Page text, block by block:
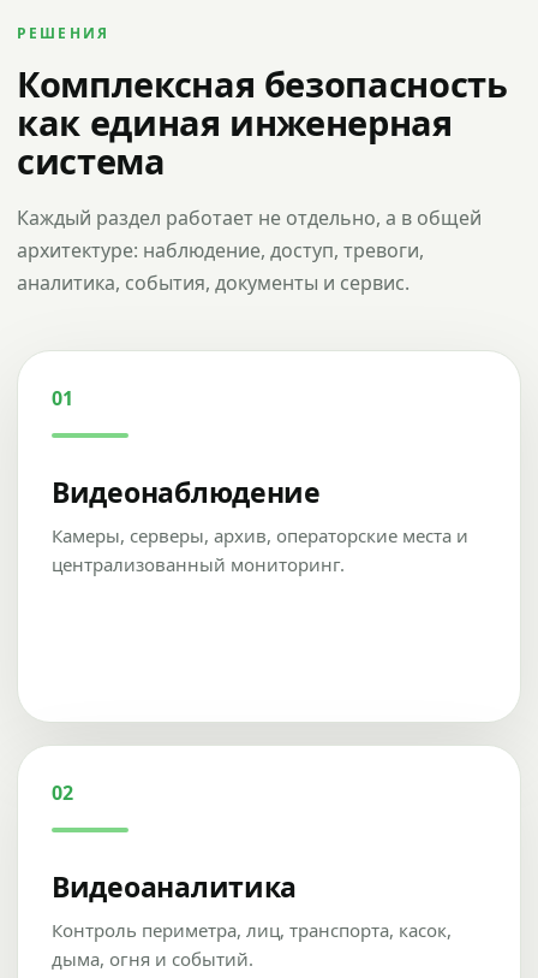
РЕШЕНИЯ
Комплексная безопасность
как единая инженерная
система
Каждый раздел работает не отдельно, а в общей
архитектуре: наблюдение, доступ, тревоги,
аналитика, события, документы и сервис.
01
Видеонаблюдение
Камеры, серверы, архив, операторские места и
централизованный мониторинг.
02
Видеоаналитика
Контроль периметра, лиц, транспорта, касок,
дыма, огня и событий.